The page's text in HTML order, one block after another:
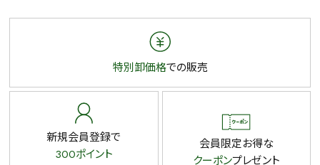
特別卸価格での販売
新規会員登録で
300ポイント
会員限定お得な
クーポンプレゼント